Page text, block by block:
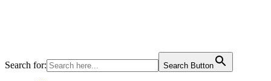
Search for: Search Button